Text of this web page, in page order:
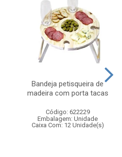
Bandeja petisqueira de
madeira com porta tacas
Código: 622229
Embalagem: Unidade
Caixa Com: 12 Unidade(s)